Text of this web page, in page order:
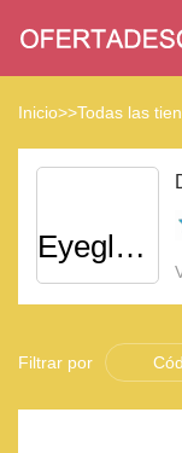
Inicio>>Todas las
Eyeglasses
Filtrar por